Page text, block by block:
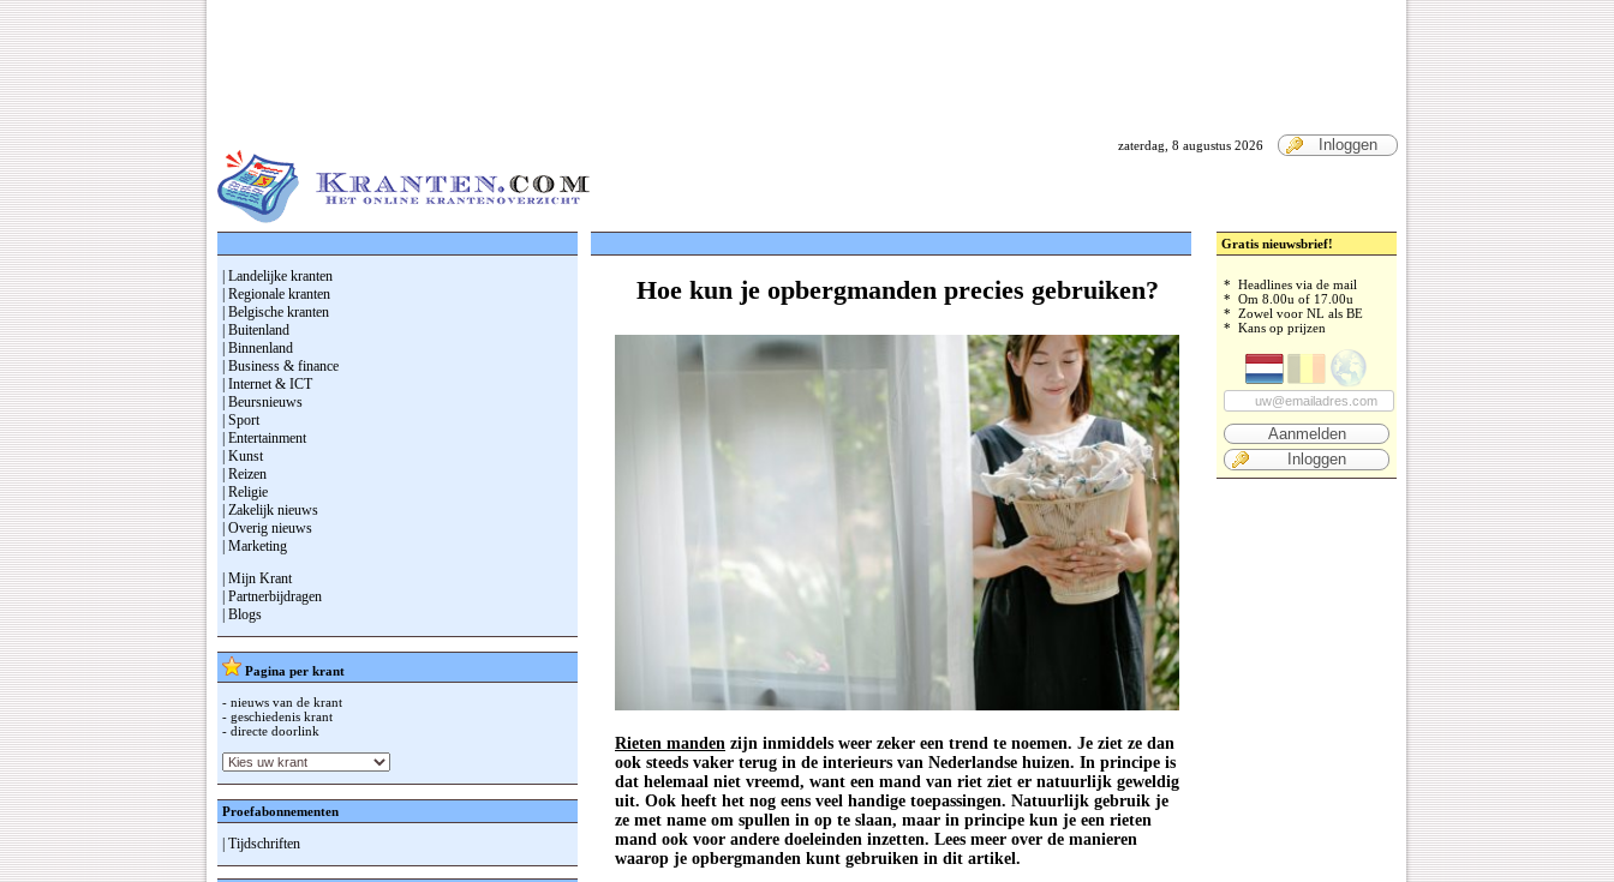
zaterdag, 8 augustus 2026 Inloggen
| Landelijke kranten
| Regionale kranten
| Belgische kranten
| Buitenland
| Binnenland
| Business & finance
| Internet & ICT
| Beursnieuws
| Sport
| Entertainment
| Kunst
| Reizen
| Religie
| Zakelijk nieuws
| Overig nieuws
| Marketing
| Mijn Krant
| Partnerbijdragen
| Blogs
Pagina per krant
- nieuws van de krant
- geschiedenis krant
- directe doorlink
Proefabonnementen
| Tijdschriften
Hoe kun je opbergmanden precies gebruiken?
Rieten manden zijn inmiddels weer zeker een trend te noemen. Je ziet ze dan
ook steeds vaker terug in de interieurs van Nederlandse huizen. In principe is
dat helemaal niet vreemd, want een mand van riet ziet er natuurlijk geweldig
uit. Ook heeft het nog eens veel handige toepassingen. Natuurlijk gebruik je
ze met name om spullen in op te slaan, maar in principe kun je een rieten
mand ook voor andere doeleinden inzetten. Lees meer over de manieren
waarop je opbergmanden kunt gebruiken in dit artikel.
Gratis nieuwsbrief!
* Headlines via de mail
* Om 8.00u of 17.00u
* Zowel voor NL als BE
* Kans op prijzen
Aanmelden
Inloggen